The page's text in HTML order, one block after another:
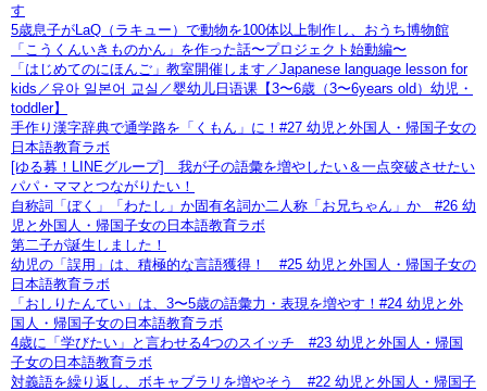
す
5歳息子がLaQ（ラキュー）で動物を100体以上制作し、おうち博物館
「こうくんいきものかん」を作った話〜プロジェクト始動編〜
「はじめてのにほんご」教室開催します／Japanese language lesson for
kids／유아 일본어 교실／婴幼儿日语课【3〜6歳（3〜6years old）幼児・
toddler】
手作り漢字辞典で通学路を「くもん」に！#27 幼児と外国人・帰国子女の
日本語教育ラボ
[ゆる募！LINEグループ] 我が子の語彙を増やしたい＆一点突破させたい
パパ・ママとつながりたい！
自称詞「ぼく」「わたし」か固有名詞か二人称「お兄ちゃん」か #26 幼
児と外国人・帰国子女の日本語教育ラボ
第二子が誕生しました！
幼児の「誤用」は、積極的な言語獲得！ #25 幼児と外国人・帰国子女の
日本語教育ラボ
「おしりたんてい」は、3〜5歳の語彙力・表現を増やす！#24 幼児と外
国人・帰国子女の日本語教育ラボ
4歳に「学びたい」と言わせる4つのスイッチ #23 幼児と外国人・帰国
子女の日本語教育ラボ
対義語を繰り返し、ボキャブラリを増やそう #22 幼児と外国人・帰国子